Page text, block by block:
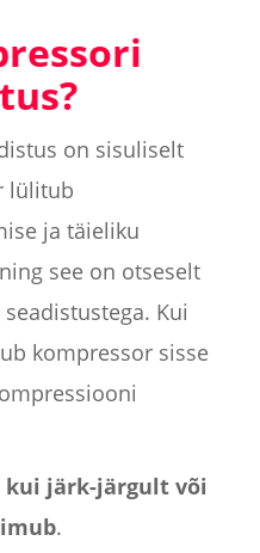
on sisuliselt
lülitub
ja täieliku
see on otseselt
Kui
kompressor sisse
kui järk-järgult või
.